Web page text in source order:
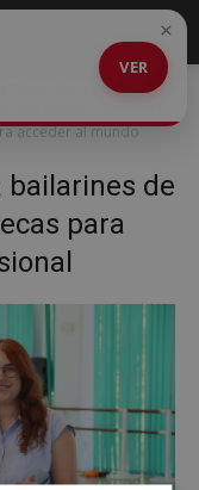
Alcorcón: audiciones y
acceder al mundo
bailarines de
para
VER
×